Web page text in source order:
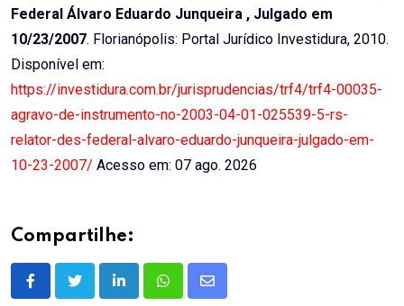
Federal Álvaro Eduardo Junqueira , Julgado em
10/23/2007. Florianópolis: Portal Jurídico Investidura, 2010.
Disponível em:
https://investidura.com.br/jurisprudencias/trf4/trf4-00035-
agravo-de-instrumento-no-2003-04-01-025539-5-rs-
relator-des-federal-alvaro-eduardo-junqueira-julgado-em-
10-23-2007/ Acesso em: 07 ago. 2026
Compartilhe:
LinkedInWhatsappShare